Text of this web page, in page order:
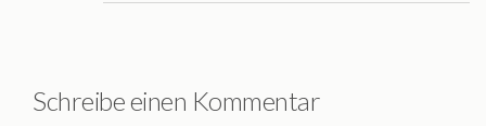
Schreibe einen Kommentar